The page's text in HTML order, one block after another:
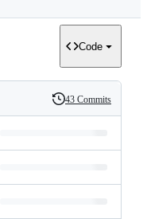
Code
History
43 Commits